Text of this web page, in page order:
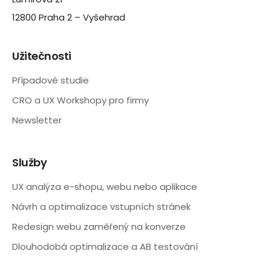
12800 Praha 2 – Vyšehrad
Užitečnosti
Případové studie
CRO a UX Workshopy pro firmy
Newsletter
Služby
UX analýza e-shopu, webu nebo aplikace
Návrh a optimalizace vstupních stránek
Redesign webu zaměřený na konverze
Dlouhodobá optimalizace a AB testování